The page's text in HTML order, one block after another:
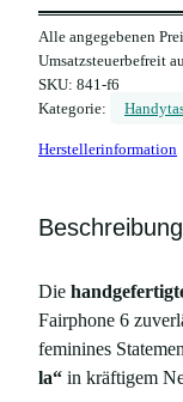
d
y
h
ü
l
a
u
F
i
l
z
Alle angegebenen
Umsatzsteuerbefreit
SKU: 841-f6
Kategorie:
Herstellerinformation
Beschreibung
Die
Fairphone 6
feminines
la“ in kräftigem